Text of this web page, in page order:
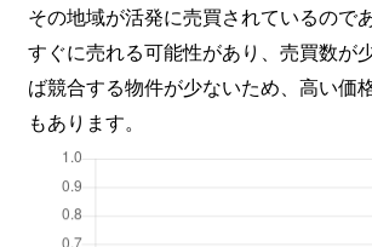
その地域が活発に売買されているので
すぐに売れる可能性があり、売買数が
ば競合する物件が少ないため、高い価
もあります。